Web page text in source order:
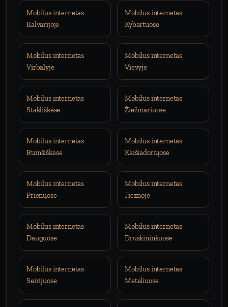
Mobilus internetas
Kalvarijoje
Mobilus internetas
Kybartuose
Mobilus internetas
Virbalyje
Mobilus internetas
Vievyje
Mobilus internetas
Stakliškėse
Mobilus internetas
Žiežmariuose
Mobilus internetas
Rumšiškėse
Mobilus internetas
Kaišiadoriųose
Mobilus internetas
Prienųose
Mobilus internetas
Jieznoje
Mobilus internetas
Dauguose
Mobilus internetas
Druskininkuose
Mobilus internetas
Seirijuose
Mobilus internetas
Meteliuose